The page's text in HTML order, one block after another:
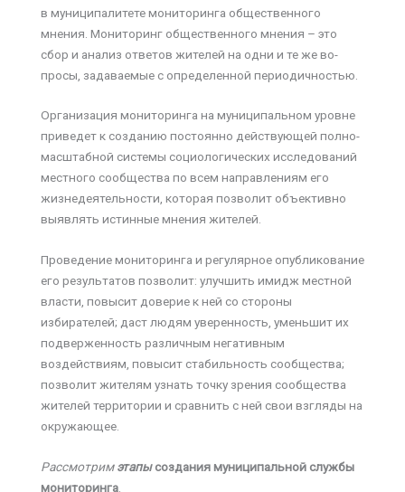
в муниципалитете мониторинга общественного
мнения. Мониторинг общественного мнения – это
сбор и анализ ответов жителей на одни и те же во­
просы, задаваемые с определенной периодичностью.
Организация мониторинга на муниципальном уровне
приведет к созданию постоянно действующей полно­
масштабной системы социологических исследований
местного сообщества по всем направлениям его
жизнедеятельности, которая позволит объективно
выявлять истинные мнения жителей.
Проведение мониторинга и регулярное опубликование
его результатов позволит: улучшить имидж местной
власти, повысит доверие к ней со стороны
избирателей; даст людям уверенность, уменьшит их
подверженность различным негативным
воздействиям, повысит стабильность сообщества;
позволит жителям узнать точку зрения сообщества
жителей территории и сравнить с ней свои взгляды на
окружающее.
Рассмотримэтапысоздания муниципальной службы
мониторинга